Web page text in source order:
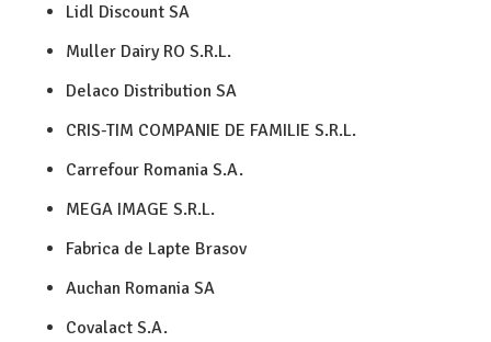
Lidl Discount SA
Muller Dairy RO S.R.L.
Delaco Distribution SA
CRIS-TIM COMPANIE DE FAMILIE S.R.L.
Carrefour Romania S.A.
MEGA IMAGE S.R.L.
Fabrica de Lapte Brasov
Auchan Romania SA
Covalact S.A.